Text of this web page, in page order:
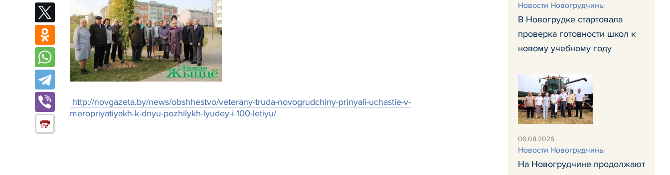
http://novgazeta.by/news/obshhestvo/veterany-truda-novogrudchiny-prinyali-uchastie-v-
meropriyatiyakh-k-dnyu-pozhilykh-lyudey-i-100-letiyu/
Новости Новогрудчины
В Новогрудке стартовала
проверка готовности школ к
новому учебному году
06.08.2026
Новости Новогрудчины
На Новогрудчине продолжают